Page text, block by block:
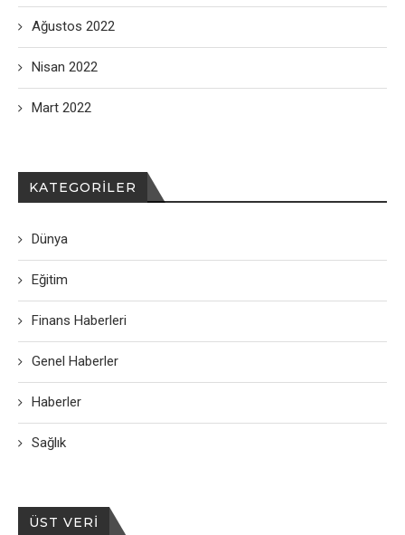
Ağustos 2022
Nisan 2022
Mart 2022
KATEGORILER
Dünya
Eğitim
Finans Haberleri
Genel Haberler
Haberler
Sağlık
ÜST VERI